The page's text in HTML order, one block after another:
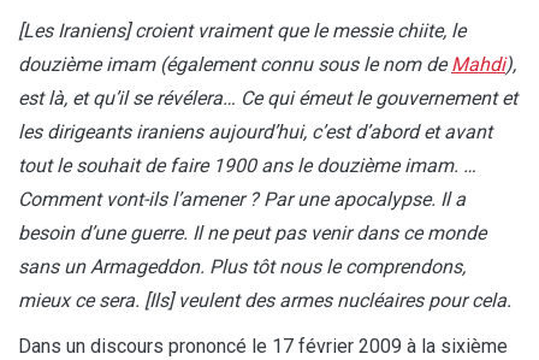
[Les Iraniens] croient vraiment que le messie chiite, le
douzième imam (également connu sous le nom deMahdi),
est là, et qu’il se révélera… Ce qui émeut le gouvernement et
les dirigeants iraniens aujourd’hui, c’est d’abord et avant
tout le souhait de faire 1900 ans le douzième imam. …
Comment vont-ils l’amener ? Par une apocalypse. Il a
besoin d’une guerre. Il ne peut pas venir dans ce monde
sans un Armageddon. Plus tôt nous le comprendons,
mieux ce sera. [Ils] veulent des armes nucléaires pour cela.
Dans un discours prononcé le 17 février 2009 à la sixième